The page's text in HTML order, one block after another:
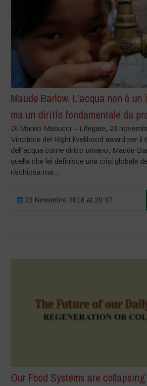
Maude Barlow. L’acqua non è
ma un diritto fondamentale da
Di Manlio Masucci – Lifegate, 23
Vincitrice del Right livelihood award per il
dell’acqua come diritto umano, Maude
quella che lei definisce una crisi globale
rischiosa ma...
23 Novembre 2018 at 20:37
Our Food Systems are